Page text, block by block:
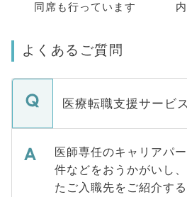
同席も行っています
よくあるご質問
医療転職支援サービ
医師専任のキャリアパ
件などをおうかがいし
たご入職先をご紹介する